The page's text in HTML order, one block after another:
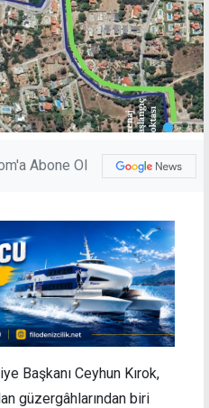
Abone Ol
Başkanı Ceyhun Kırok,
güzergâhlarından biri